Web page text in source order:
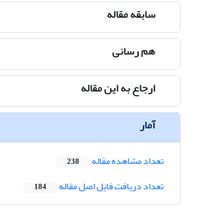
سابقه مقاله
هم رسانی
ارجاع به این مقاله
آمار
تعداد مشاهده مقاله 238
تعداد دریافت فایل اصل مقاله 184